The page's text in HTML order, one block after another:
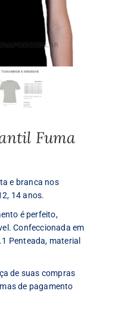
Fuma
e branca nos
14 anos.
é perfeito,
Confeccionada em
Penteada, material
de suas compras
de pagamento